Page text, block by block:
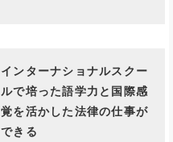
インターナショナルスクー
ルで培った語学力と国際感
覚を活かした法律の仕事が
できる